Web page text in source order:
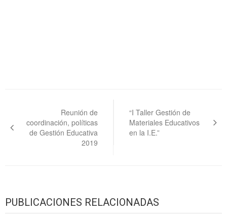
entradas
Reunión de
coordinación, políticas
de Gestión Educativa
2019
“I Taller Gestión de
Materiales Educativos
en la I.E.”
PUBLICACIONES RELACIONADAS